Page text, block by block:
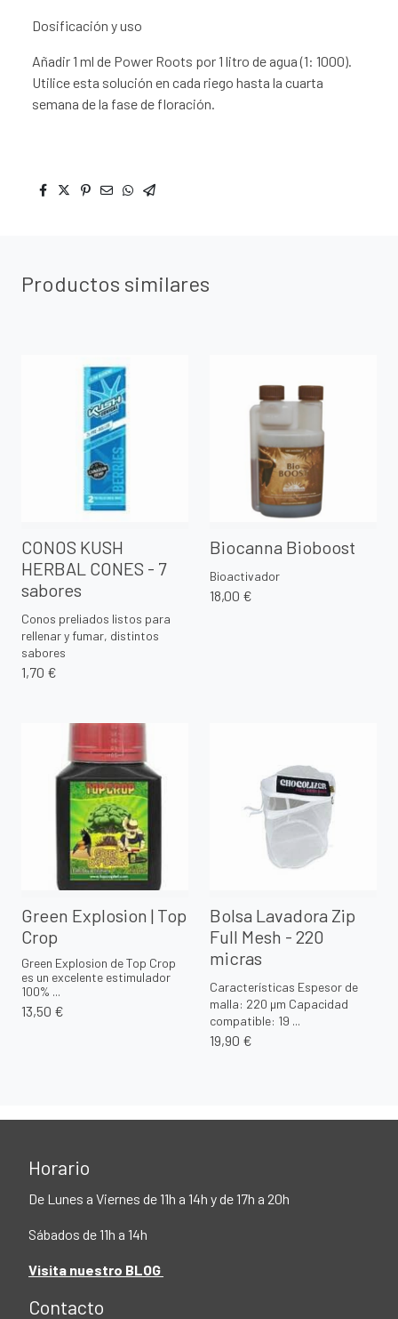
Dosificación y uso
Añadir 1 ml de Power Roots por 1 litro de agua (1: 1000).
Utilice esta solución en cada riego hasta la cuarta
semana de la fase de floración.
Productos similares
CONOS KUSH
HERBAL CONES - 7
sabores
Conos preliados listos para
rellenar y fumar, distintos
sabores
1,70 €
Biocanna Bioboost
Bioactivador
18,00 €
Green Explosion | Top
Crop
Green Explosion de Top Crop
es un excelente estimulador
100% ...
13,50 €
Bolsa Lavadora Zip
Full Mesh - 220
micras
Características Espesor de
malla: 220 µm Capacidad
compatible: 19 ...
19,90 €
Horario
De Lunes a Viernes de 11h a 14h y de 17h a 20h
Sábados de 11h a 14h
Visita nuestro BLOG
Contacto